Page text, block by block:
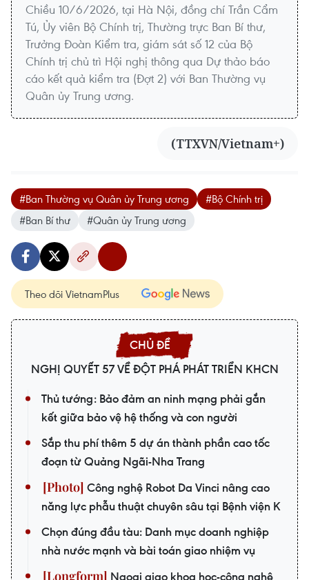
Chiều 10/6/2026, tại Hà Nội, đồng chí Trần Cẩm
Tú, Ủy viên Bộ Chính trị, Thường trực Ban Bí thư,
Trưởng Đoàn Kiểm tra, giám sát số 12 của Bộ
Chính trị chủ trì Hội nghị thông qua Dự thảo báo
cáo kết quả kiểm tra (Đợt 2) với Ban Thường vụ
Quân ủy Trung ương.
(TTXVN/Vietnam+)
#Ban Thường vụ Quân ủy Trung ương
#Bộ Chính trị
#Ban Bí thư
#Quân ủy Trung ương
Theo dõi VietnamPlus
NGHỊ QUYẾT 57 VỀ ĐỘT PHÁ PHÁT TRIỂN KHCN
Thủ tướng: Bảo đảm an ninh mạng phải gắn
kết giữa bảo vệ hệ thống và con người
Sắp thu phí thêm 5 dự án thành phần cao tốc
đoạn từ Quảng Ngãi-Nha Trang
Công nghệ Robot Da Vinci nâng cao
năng lực phẫu thuật chuyên sâu tại Bệnh viện K
Chọn đúng đầu tàu: Danh mục doanh nghiệp
nhà nước mạnh và bài toán giao nhiệm vụ
Ngoại giao khoa học-công nghệ